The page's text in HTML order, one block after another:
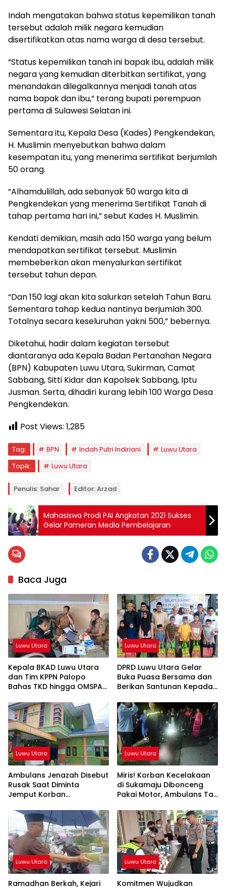
Indah mengatakan bahwa status kepemilikan tanah
tersebut adalah milik negara kemudian
disertifikatkan atas nama warga di desa tersebut.
“Status kepemilikan tanah ini bapak ibu, adalah milik
negara yang kemudian diterbitkan sertifikat, yang
menandakan dilegalkannya menjadi tanah atas
nama bapak dan ibu,” terang bupati perempuan
pertama di Sulawesi Selatan ini.
Sementara itu, Kepala Desa (Kades) Pengkendekan,
H. Muslimin menyebutkan bahwa dalam
kesempatan itu, yang menerima sertifikat berjumlah
50 orang.
“Alhamdulillah, ada sebanyak 50 warga kita di
Pengkendekan yang menerima Sertifikat Tanah di
tahap pertama hari ini,” sebut Kades H. Muslimin.
Kendati demikian, masih ada 150 warga yang belum
mendapatkan sertifikat tersebut. Muslimin
membeberkan akan menyalurkan sertifikat
tersebut tahun depan.
“Dan 150 lagi akan kita salurkan setelah Tahun Baru.
Sementara tahap kedua nantinya berjumlah 300.
Totalnya secara keseluruhan yakni 500,” bebernya.
Diketahui, hadir dalam kegiatan tersebut
diantaranya ada Kepala Badan Pertanahan Negara
(BPN) Kabupaten Luwu Utara, Sukirman, Camat
Sabbang, Sitti Kidar dan Kapolsek Sabbang, Iptu
Jusman. Serta, dihadiri kurang lebih 100 Warga Desa
Pengkendekan.
Post Views: 1,285
Tag: BPN Indah Putri Indiriani
Luwu Utara
Topik:
Luwu Utara
Penulis: Sahar Editor: Arzad
Mahasiswa Prodi PAI Angkatan 2021 Sukses
Gelar Pameran Media Pembelajaran
Baca Juga
Luwu Utara
Kepala BKAD Luwu Utara
dan Tim KPPN Palopo
Bahas TKD hingga OMSPAN
Luwu Utara
DPRD Luwu Utara Gelar
Buka Puasa Bersama dan
Berikan Santunan Kepada
Luwu Utara
Ambulans Jenazah Disebut
Rusak Saat Diminta
Jemput Korban
Sukamaju Beri Klarifikasi
Luwu Utara
Miris! Korban Kecelakaan
di Sukamaju Dibonceng
Pakai Motor, Ambulans Tak
Luwu Utara
Ramadhan Berkah, Kejari
Luwu Utara
Komitmen Wujudkan